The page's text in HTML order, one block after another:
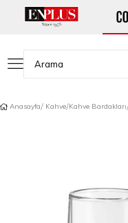
Anasayfa Kahve Kahve Bardakları